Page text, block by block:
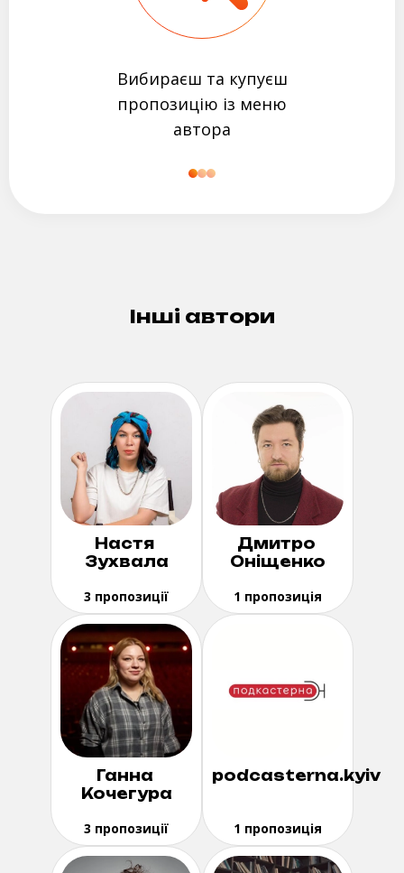
Вибираєш та купуєш
пропозицію із меню
автора
Інші автори
Настя
Зухвала
3 пропозиції
Дмитро
Оніщенко
1 пропозиція
Ганна
Кочегура
3 пропозиції
podcasterna.kyiv
1 пропозиція